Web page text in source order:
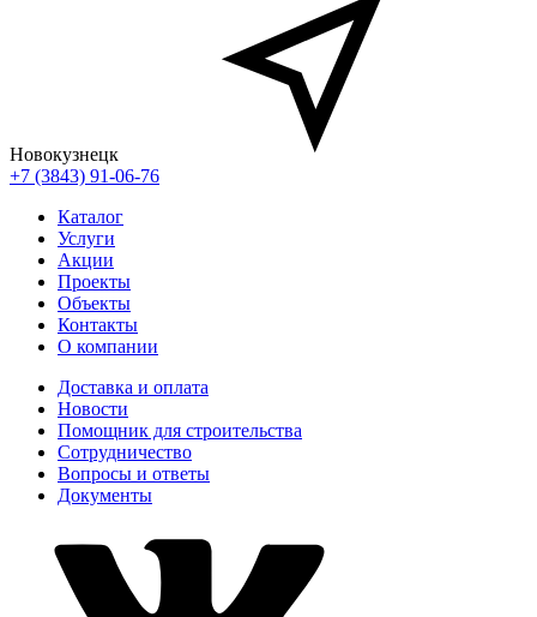
Новокузнецк
+7 (3843) 91-06-76
Каталог
Услуги
Акции
Проекты
Объекты
Контакты
О компании
Доставка и оплата
Новости
Помощник для строительства
Сотрудничество
Вопросы и ответы
Документы